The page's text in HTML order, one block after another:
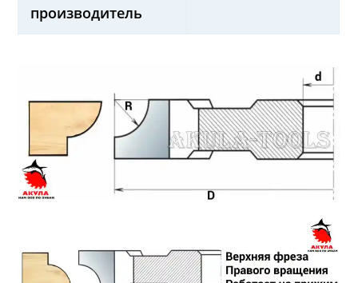
производитель